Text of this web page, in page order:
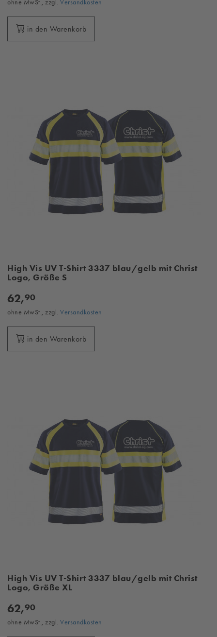
ohne MwSt., zzgl. Versandkosten
in den Warenkorb
High Vis UV T-Shirt 3337 blau/gelb mit Christ
Logo, Größe S
62,90
ohne MwSt., zzgl. Versandkosten
in den Warenkorb
High Vis UV T-Shirt 3337 blau/gelb mit Christ
Logo, Größe XL
62,90
ohne MwSt., zzgl. Versandkosten